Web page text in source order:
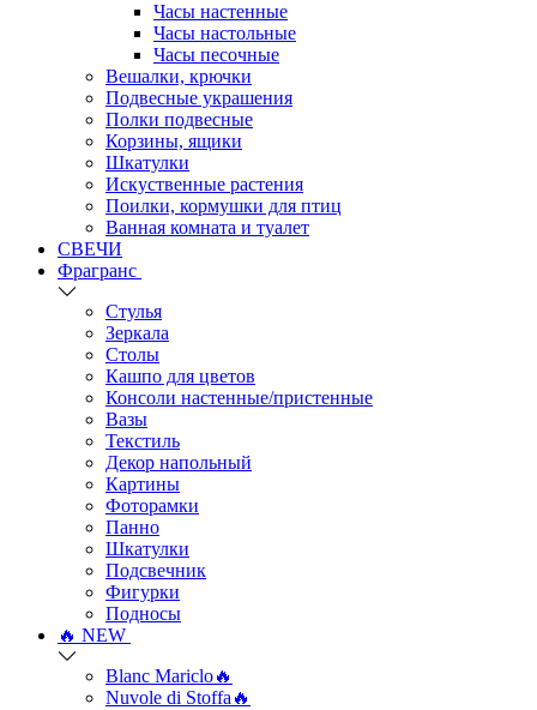
Часы настенные
Часы настольные
Часы песочные
Вешалки, крючки
Подвесные украшения
Полки подвесные
Корзины, ящики
Шкатулки
Искуственные растения
Поилки, кормушки для птиц
Ванная комната и туалет
СВЕЧИ
Фрагранс
Стулья
Зеркала
Столы
Кашпо для цветов
Консоли настенные/пристенные
Вазы
Текстиль
Декор напольный
Картины
Фоторамки
Панно
Шкатулки
Подсвечник
Фигурки
Подносы
🔥 NEW
Blanc Mariclo🔥
Nuvole di Stoffa🔥